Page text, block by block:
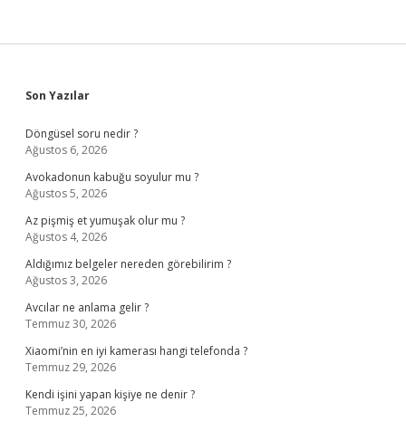
Sidebar
Son Yazılar
Döngüsel soru nedir ?
Ağustos 6, 2026
Avokadonun kabuğu soyulur mu ?
Ağustos 5, 2026
Az pişmiş et yumuşak olur mu ?
Ağustos 4, 2026
Aldığımız belgeler nereden görebilirim ?
Ağustos 3, 2026
Avcılar ne anlama gelir ?
Temmuz 30, 2026
Xiaomi’nin en iyi kamerası hangi telefonda ?
Temmuz 29, 2026
Kendi işini yapan kişiye ne denir ?
Temmuz 25, 2026